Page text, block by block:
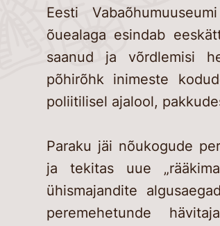
Eesti
õuealaga esindab
saanud ja võrdlemisi
põhirõhk inimeste
poliitilisel ajalool,
Paraku jäi nõukogude
ja tekitas uue
ühismajandite
peremehetunde